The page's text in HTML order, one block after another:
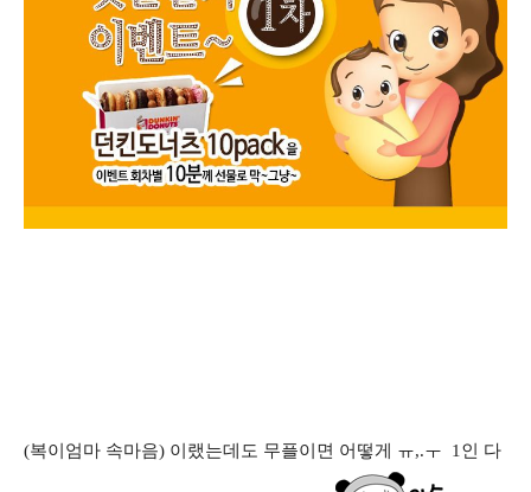
(복이엄마 속마음) 이랬는데도 무플이면 어떻게 ㅠ,.ㅜ 1인 다